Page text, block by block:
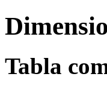
Tabla